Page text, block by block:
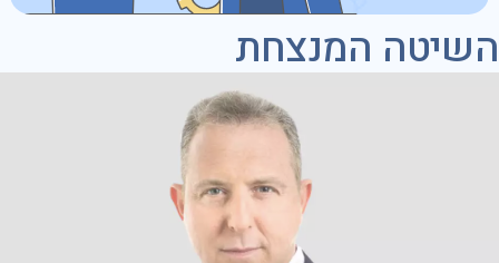
השיטה המנצחת